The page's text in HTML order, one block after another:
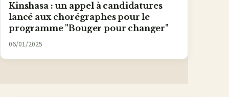
Kinshasa : un appel à candidatures
lancé aux chorégraphes pour le
programme "Bouger pour changer"
06/01/2025